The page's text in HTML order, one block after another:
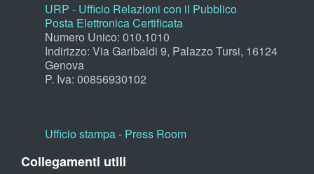
URP - Ufficio Relazioni con il Pubblico
Posta Elettronica Certificata
Numero Unico: 010.1010
Indirizzo: Via Garibaldi 9, Palazzo Tursi, 16124
Genova
P. Iva: 00856930102
Ufficio stampa - Press Room
Collegamenti utili